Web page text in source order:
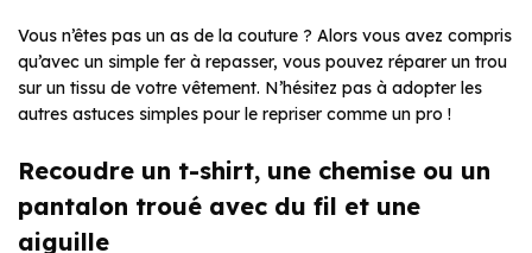
Vous n’êtes pas un as de la couture ? Alors vous avez compris
qu’avec un simple fer à repasser, vous pouvez réparer un trou
sur un tissu de votre vêtement. N’hésitez pas à adopter les
autres astuces simples pour le repriser comme un pro !
Recoudre un t-shirt, une chemise ou un
pantalon troué avec du fil et une
aiguille